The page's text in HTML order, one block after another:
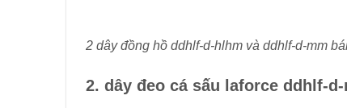
2 dây đồng hồ ddhlf-d-hlhm và ddhlf-d-mm
2. dây đeo cá sấu laforce ddhlf-d-